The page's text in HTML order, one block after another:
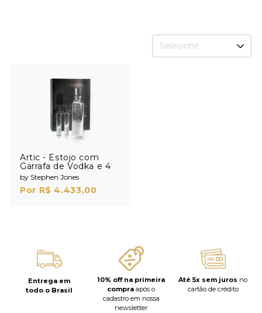
Selecione
Artic - Estojo com
Garrafa de Vodka e 4
Shots
by Stephen Jones
Por R$ 4.433,00
Entrega em
todo o Brasil
10% off na primeira
compra após o
cadastro em nossa
newsletter
Até 5x sem juros no
cartão de crédito